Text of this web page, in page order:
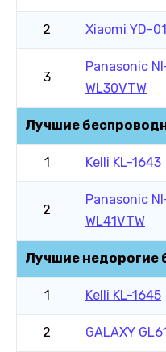
2 Xiaomi YD-
3
Panasonic
WL30VTW
Лучшие
1 Kelli KL-1643
2
Panasonic
WL41VTW
Лучшие недорогие
1 Kelli KL-1645
2 GALAXY